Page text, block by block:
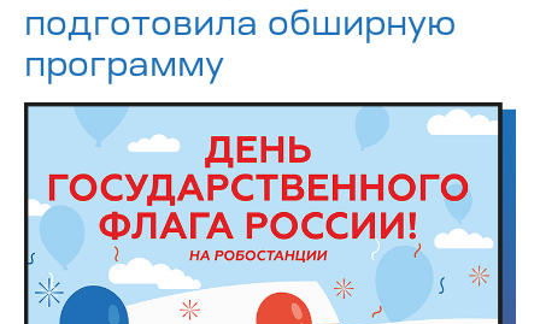
подготовила обширную
программу